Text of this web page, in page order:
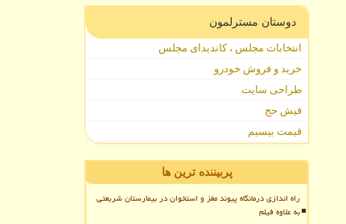
دوستان مسترلمون
انتخابات مجلس ، کاندیدای مجلس
خرید و فروش خودرو
طراحی سایت
فیش حج
قیمت بیسیم
پربیننده ترین ها
راه اندازی درمانگاه پیوند مغز و استخوان در بیمارستان شریعتی
به علاوه فیلم